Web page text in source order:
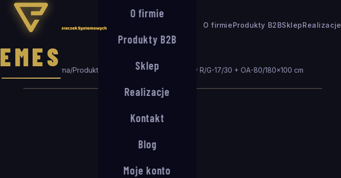
EMES
O firmieProdukty B2BSklepRealizacje
O firmie
Produkty B2B
Sklep
Realizacje
Kontakt
Blog
Moje konto
Strona główna/Produkty /System wejściowy R/G-17/30 + OA-80/180×100 cm